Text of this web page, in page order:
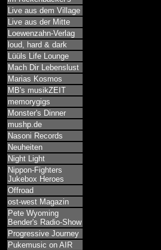
Live aus dem Village
Live aus der Mitte
Loewenzahn-Verlag
loud, hard & dark
Lüüls Life Lounge
Mach Dir Lebenslust
Marias Kosmos
MB's musikZEIT
memorygigs
Monster's Dinner
mushp.de
Nasoni Records
Neuheiten
Night Light
Nippon-Fighters
Jukebox Heroes
Offroad
ost-west Magazin
Pete Wyoming
Bender's Radio-Show
Progressive Journey
Pukemusic on AIR